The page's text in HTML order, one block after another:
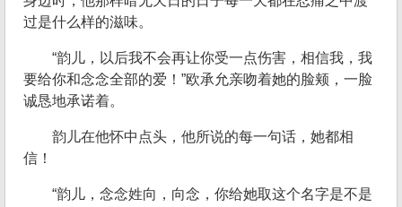
过是什么样的滋味。
“韵儿，以后我不会再让你受一点伤害，相信我，我
要给你和念念全部的爱！”欧承允亲吻着她的脸颊，一脸
诚恳地承诺着。
韵儿在他怀中点头，他所说的每一句话，她都相
信！
“韵儿，念念姓向，向念，你给她取这个名字是不是